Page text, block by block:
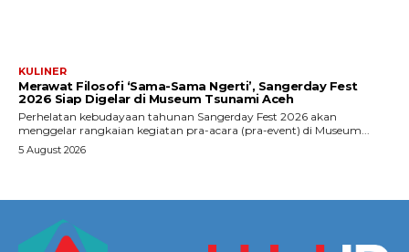
KULINER
Merawat Filosofi ‘Sama-Sama Ngerti’, Sangerday Fest
2026 Siap Digelar di Museum Tsunami Aceh
Perhelatan kebudayaan tahunan Sangerday Fest 2026 akan
menggelar rangkaian kegiatan pra-acara (pra-event) di Museum...
5 August 2026